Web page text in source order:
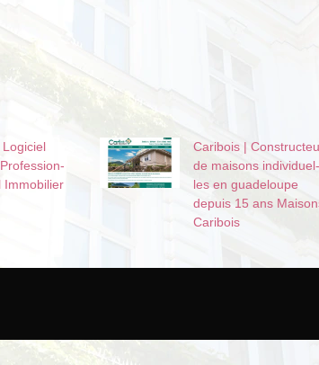
Immobilier
Caribois |
de maisons in­divi­duel­
les en guadeloupe
depuis 15 ans
Caribois